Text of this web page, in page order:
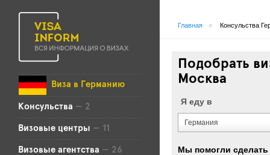
Виза в Германию
Консульства — 2
Визовые центры — 11
Визовые агентства — 26
Главная » Консульства
Подобрать
Москва
Я еду в
Германия
Мы помогли